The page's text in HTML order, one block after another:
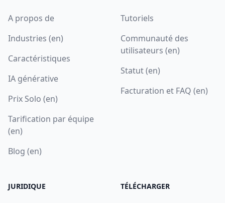
A propos de
Industries (en)
Caractéristiques
IA générative
Prix Solo (en)
Tarification par équipe
(en)
Blog (en)
Tutoriels
Communauté des
utilisateurs (en)
Statut (en)
Facturation et FAQ (en)
JURIDIQUE TÉLÉCHARGER